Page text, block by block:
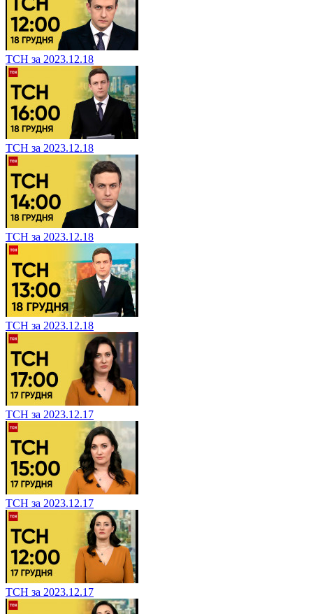
ТСН за 2023.12.18
ТСН за 2023.12.18
ТСН за 2023.12.18
ТСН за 2023.12.18
ТСН за 2023.12.17
ТСН за 2023.12.17
ТСН за 2023.12.17